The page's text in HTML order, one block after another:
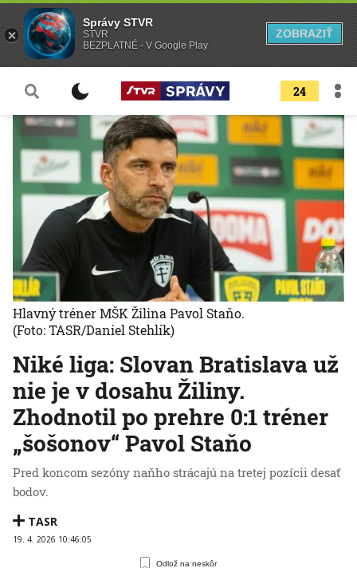
24
Niké liga: Slovan Bratislava už
nie je v dosahu Žiliny.
Zhodnotil po prehre 0:1 tréner
„šošonov“ Pavol Staňo
Pred koncom sezóny naňho strácajú na tretej pozícii desať
bodov.
TASR
19. 4. 2026 10:46:05
Odlož na neskôr
Hlavný tréner MŠK Žilina Pavol Staňo.
(Foto: TASR/Daniel Stehlík)
Správy STVR
STVR
BEZPLATNÉ - V Google Play
ZOBRAZIŤ